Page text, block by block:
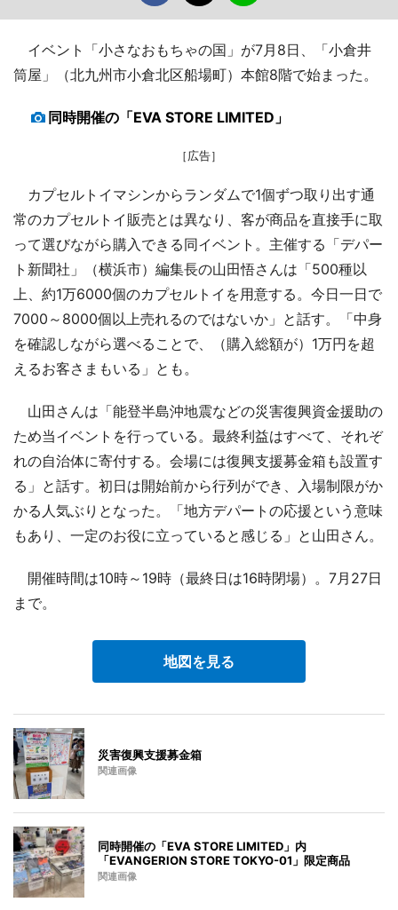
イベント「小さなおもちゃの国」が7月8日、「小倉井
筒屋」（北九州市小倉北区船場町）本館8階で始まった。
同時開催の「EVA STORE LIMITED」
［広告］
カプセルトイマシンからランダムで1個ずつ取り出す通
常のカプセルトイ販売とは異なり、客が商品を直接手に取
って選びながら購入できる同イベント。主催する「デパー
ト新聞社」（横浜市）編集長の山田悟さんは「500種以
上、約1万6000個のカプセルトイを用意する。今日一日で
7000～8000個以上売れるのではないか」と話す。「中身
を確認しながら選べることで、（購入総額が）1万円を超
えるお客さまもいる」とも。
山田さんは「能登半島沖地震などの災害復興資金援助の
ため当イベントを行っている。最終利益はすべて、それぞ
れの自治体に寄付する。会場には復興支援募金箱も設置す
る」と話す。初日は開始前から行列ができ、入場制限がか
かる人気ぶりとなった。「地方デパートの応援という意味
もあり、一定のお役に立っていると感じる」と山田さん。
開催時間は10時～19時（最終日は16時閉場）。7月27日
まで。
地図を見る
災害復興支援募金箱
関連画像
同時開催の「EVA STORE LIMITED」内
「EVANGERION STORE TOKYO-01」限定商品
関連画像